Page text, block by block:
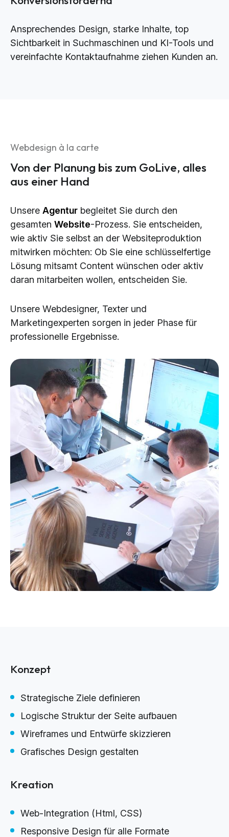
Ansprechendes Design, starke Inhalte, top
Sichtbarkeit in Suchmaschinen und KI-Tools und
vereinfachte Kontaktaufnahme ziehen Kunden an.
Webdesign à la carte
Von der Planung bis zum GoLive, alles
aus einer Hand
Unsere Agentur begleitet Sie durch den
gesamten Website-Prozess. Sie entscheiden,
wie aktiv Sie selbst an der Websiteproduktion
mitwirken möchten: Ob Sie eine schlüsselfertige
Lösung mitsamt Content wünschen oder aktiv
daran mitarbeiten wollen, entscheiden Sie.
Unsere Webdesigner, Texter und
Marketingexperten sorgen in jeder Phase für
professionelle Ergebnisse.
Konzept
Strategische Ziele definieren
Logische Struktur der Seite aufbauen
Wireframes und Entwürfe skizzieren
Grafisches Design gestalten
Kreation
Web-Integration (Html, CSS)
Responsive Design für alle Formate